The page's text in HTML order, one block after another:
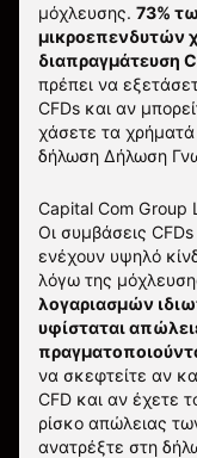
μόχλευσης. 73%
μικροεπενδυτών
διαπραγμάτευση
πρέπει να
CFDs και αν
χάσετε τα
δήλωση Δήλωση
Capital Com Group
Οι συμβάσεις
ενέχουν υψηλό
λόγω της
λογαριασμών
υφίσταται
να σκεφτείτε αν
CFD και αν έχετε
ρίσκο απώλειας
ανατρέξτε στη